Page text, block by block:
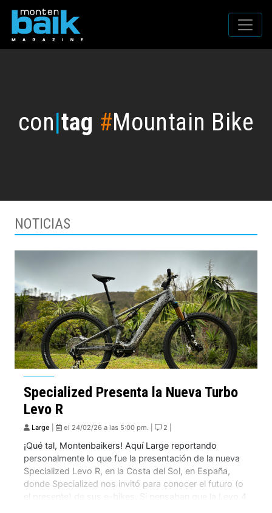
con|tag #Mountain Bike
NOTICIAS
Specialized Presenta la Nueva Turbo
Levo R
Large el 24/02/26 a las 5:00 pm. | 2 |
¡Qué tal, Montenbaikers! Aquí Large reportando
personalmente lo que fue la presentación de la nueva
Specialized Levo R, en la Costa del Sol, en España,
donde Specialized nos invitó para conocer el futuro (o
el presente) de sus e-bikes. Si pensaban que la Levo 4